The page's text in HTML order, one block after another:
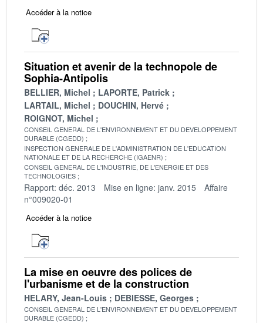
Accéder à la notice
Situation et avenir de la technopole de
Sophia-Antipolis
BELLIER, Michel
LAPORTE, Patrick
LARTAIL, Michel
DOUCHIN, Hervé
ROIGNOT, Michel
CONSEIL GENERAL DE L'ENVIRONNEMENT ET DU DEVELOPPEMENT
DURABLE (CGEDD)
INSPECTION GENERALE DE L'ADMINISTRATION DE L'EDUCATION
NATIONALE ET DE LA RECHERCHE (IGAENR)
CONSEIL GENERAL DE L'INDUSTRIE, DE L'ENERGIE ET DES
TECHNOLOGIES
Rapport: déc. 2013 Mise en ligne: janv. 2015
Affaire
n°009020-01
Accéder à la notice
La mise en oeuvre des polices de
l'urbanisme et de la construction
HELARY, Jean-Louis DEBIESSE, Georges
CONSEIL GENERAL DE L'ENVIRONNEMENT ET DU DEVELOPPEMENT
DURABLE (CGEDD)